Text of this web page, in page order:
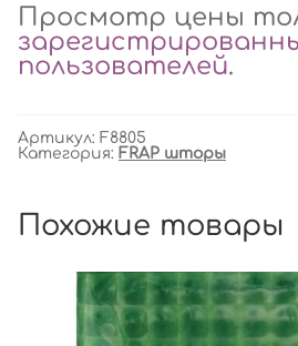
Просмотр цены
пользователей.
Артикул: F8805
Категория: FRAP шторы
Похожие товары